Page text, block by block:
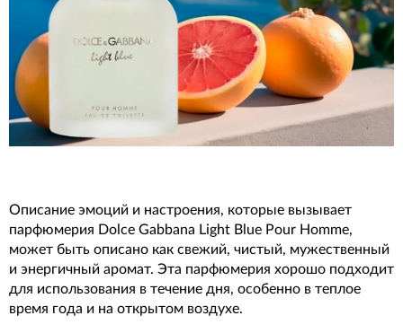
Описание эмоций и настроения, которые вызывает
парфюмерия Dolce Gabbana Light Blue Pour Homme,
может быть описано как свежий, чистый, мужественный
и энергичный аромат. Эта парфюмерия хорошо подходит
для использования в течение дня, особенно в теплое
время года и на открытом воздухе.